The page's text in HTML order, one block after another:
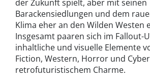
der Zukunft spielt, aber mit seinen
Barackensiedlungen und dem
Klima eher an den Wilden Westen
Insgesamt paaren sich im Fallout-
inhaltliche und visuelle Elemente
Fiction, Western, Horror und
retrofuturistischem Charme.